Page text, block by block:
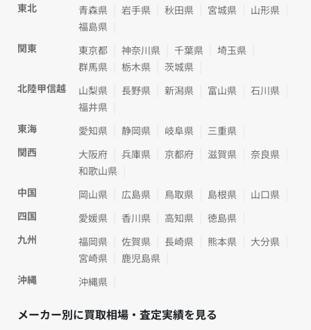
東北
青森県 岩手県 秋田県 宮城県
山形県
福島県
関東
東京都 神奈川県 千葉県
埼玉県
群馬県
栃木県
茨城県
北陸甲信越
山梨県 長野県 新潟県 富山県
石川県
福井県
東海
愛知県 静岡県 岐阜県
三重県
関西
大阪府 兵庫県 京都府 滋賀県
奈良県
和歌山県
中国
岡山県 広島県 鳥取県 島根県
山口県
四国
愛媛県 香川県 高知県
徳島県
九州
福岡県 佐賀県 長崎県 熊本県
大分県
宮崎県
鹿児島県
沖縄
沖縄県
メーカー別に買取相場・査定実績を見る